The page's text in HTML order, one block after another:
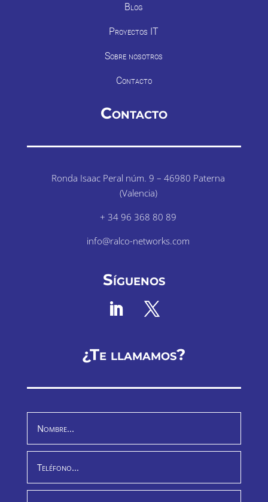
Blog
Proyectos IT
Sobre nosotros
Contacto
Contacto
Ronda Isaac Peral núm. 9 – 46980 Paterna
(Valencia)
+ 34 96 368 80 89
info@ralco-networks.com
Síguenos
¿Te llamamos?